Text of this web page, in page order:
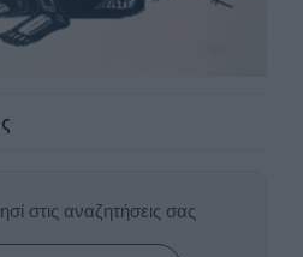
στις αναζητήσεις σας